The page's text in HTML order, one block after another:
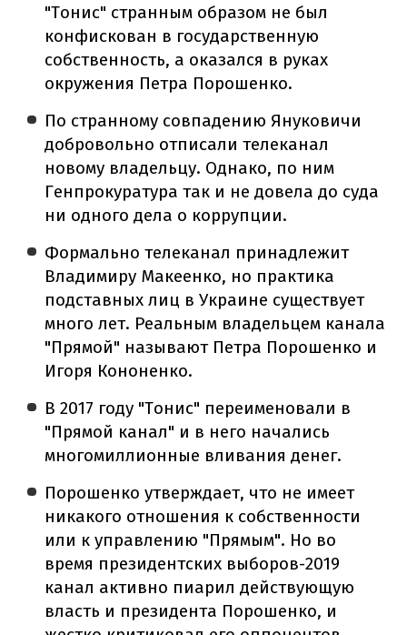
"Тонис" странным образом не был
конфискован в государственную
собственность, а оказался в руках
окружения Петра Порошенко.
По странному совпадению Януковичи
добровольно отписали телеканал
новому владельцу. Однако, по ним
Генпрокуратура так и не довела до суда
ни одного дела о коррупции.
Формально телеканал принадлежит
Владимиру Макеенко, но практика
подставных лиц в Украине существует
много лет. Реальным владельцем канала
"Прямой" называют Петра Порошенко и
Игоря Кононенко.
В 2017 году "Тонис" переименовали в
"Прямой канал" и в него начались
многомиллионные вливания денег.
Порошенко утверждает, что не имеет
никакого отношения к собственности
или к управлению "Прямым". Но во
время президентских выборов-2019
канал активно пиарил действующую
власть и президента Порошенко, и